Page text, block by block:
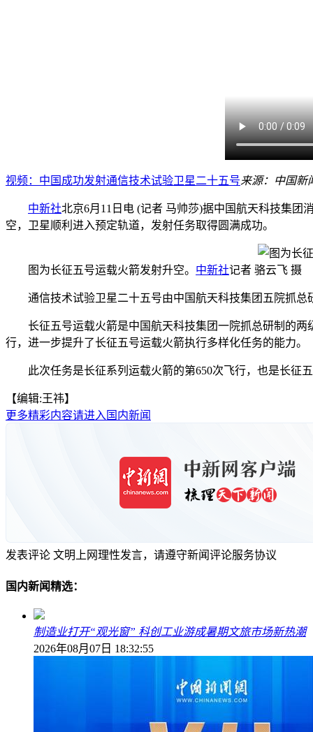
视频：中国成功发射通信技术试验卫星二十五号来源：中国新
中新社北京6月11日电 (记者 马帅莎)据中国航天科技集团
空，卫星顺利进入预定轨道，发射任务取得圆满成功。
图为长征五号运载火箭发射升空。 中新社记者 骆云飞 摄
通信技术试验卫星二十五号由中国航天科技集团五院抓总
长征五号运载火箭是中国航天科技集团一院抓总研制的两
行，进一步提升了长征五号运载火箭执行多样化任务的能力。
此次任务是长征系列运载火箭的第650次飞行，也是长征五
【编辑:王祎】
更多精彩内容请进入国内新闻
发表评论 文明上网理性发言，请遵守新闻评论服务协议
国内新闻精选：
制造业打开“观光窗” 科创工业游成暑期文旅市场新热潮
2026年08月07日 18:32:55